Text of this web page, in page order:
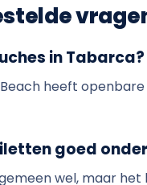
in Tabarca?
heeft
goed
wel, maar het